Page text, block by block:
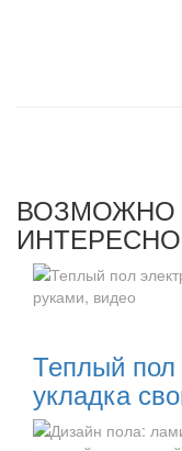
ВОЗМОЖНО
Теплый пол
укладка